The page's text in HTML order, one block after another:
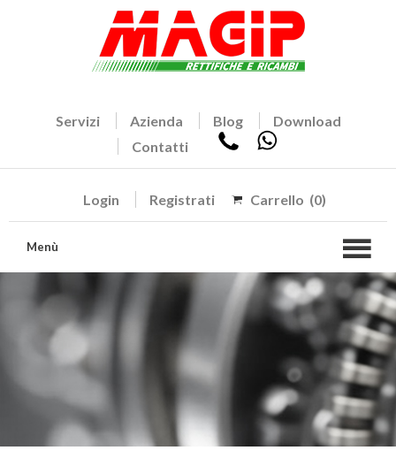
Servizi Azienda Blog
Download
Contatti
Login Registrati Carrello (0)
Menù